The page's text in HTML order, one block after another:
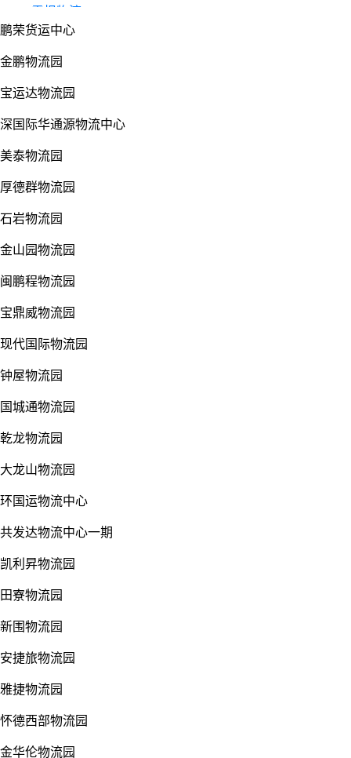
零担物流
整车货运
鹏荣货运中心
金鹏物流园
宝运达物流园
深国际华通源物流中心
美泰物流园
厚德群物流园
石岩物流园
金山园物流园
闽鹏程物流园
宝鼎威物流园
现代国际物流园
钟屋物流园
国城通物流园
乾龙物流园
大龙山物流园
环国运物流中心
共发达物流中心一期
凯利昇物流园
田寮物流园
新围物流园
安捷旅物流园
雅捷物流园
怀德西部物流园
金华伦物流园